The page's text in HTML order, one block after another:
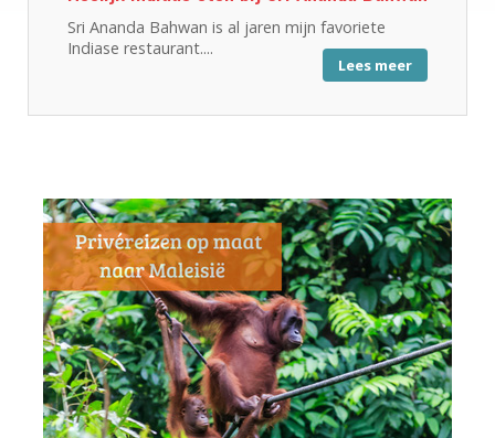
Sri Ananda Bahwan is al jaren mijn favoriete
Indiase restaurant....
Lees meer